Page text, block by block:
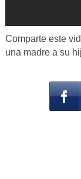
Comparte este
una madre a su